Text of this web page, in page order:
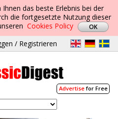
das beste Erlebnis bei der
die fortgesetzte Nutzung dieser
Cookies Policy
/ Registrieren
Advertisefor Free